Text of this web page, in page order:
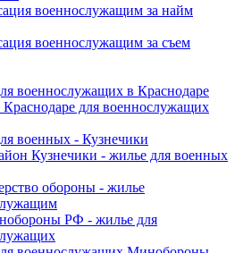
военнослужащим за найм
военнослужащим за съем
военнослужащих в Краснодаре
для военнослужащих
военных - Кузнечики
Кузнечики - жилье для военных
обороны - жилье
РФ - жилье для